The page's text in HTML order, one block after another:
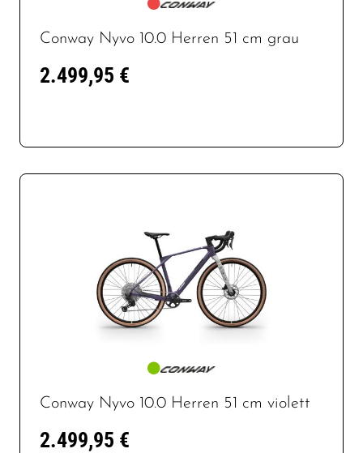
Conway Nyvo 10.0 Herren 51 cm grau
2.499,95 €
Conway Nyvo 10.0 Herren 51 cm violett
2.499,95 €